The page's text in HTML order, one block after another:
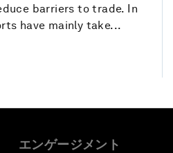
barriers to trade. In
have mainly take...
エンゲージメント